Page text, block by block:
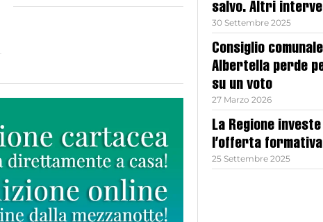
salvo. Altri
30 Settembre 2025
Consiglio
Albertella perde
su un voto
27 Marzo 2026
La Regione
l’offerta
25 Settembre 2025